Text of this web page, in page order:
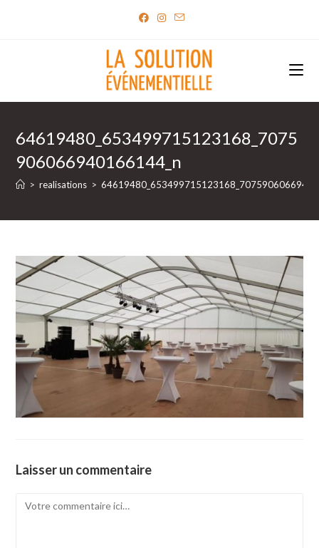
64619480_653499715123168_7075
906066940166144_n
> realisations >
Laisser un commentaire
Comment